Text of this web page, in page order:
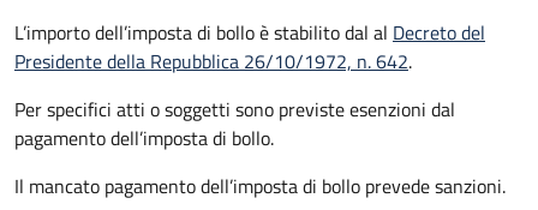
L’importo dell’imposta di bollo è stabilito dal al Decreto del
Presidente della Repubblica 26/10/1972, n. 642.
Per specifici atti o soggetti sono previste esenzioni dal
pagamento dell’imposta di bollo.
Il mancato pagamento dell’imposta di bollo prevede sanzioni.